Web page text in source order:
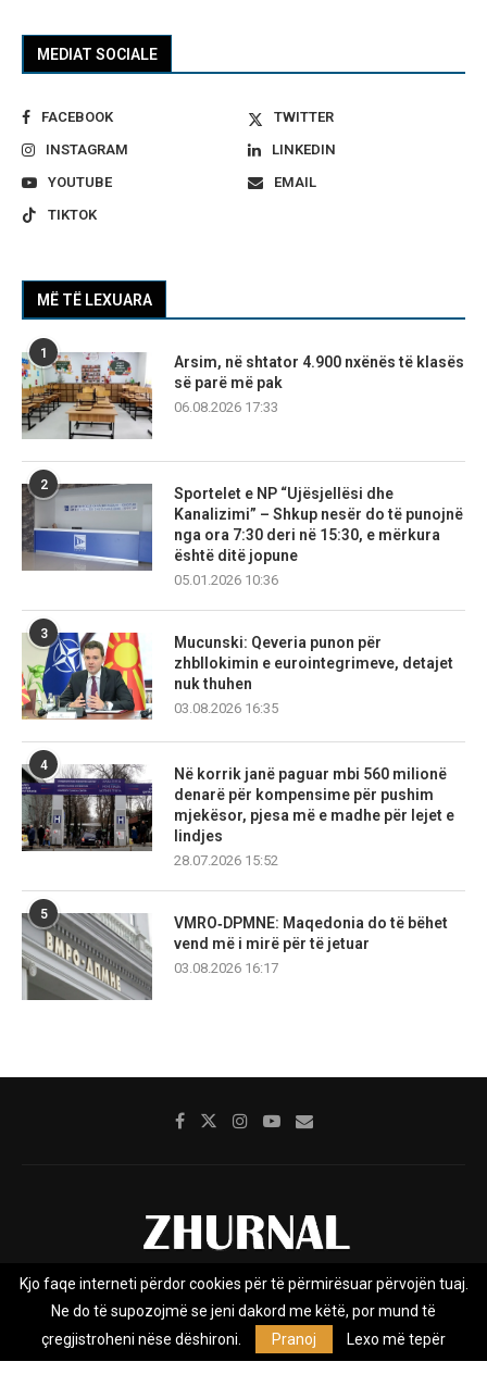
MEDIAT SOCIALE
FACEBOOK
TWITTER
INSTAGRAM
LINKEDIN
YOUTUBE
EMAIL
TIKTOK
MË TË LEXUARA
1
Arsim, në shtator 4.900 nxënës të klasës
së parë më pak
06.08.2026 17:33
2
Sportelet e NP “Ujësjellësi dhe
Kanalizimi” – Shkup nesër do të punojnë
nga ora 7:30 deri në 15:30, e mërkura
është ditë jopune
05.01.2026 10:36
3
Mucunski: Qeveria punon për
zhbllokimin e eurointegrimeve, detajet
nuk thuhen
03.08.2026 16:35
4
Në korrik janë paguar mbi 560 milionë
denarë për kompensime për pushim
mjekësor, pjesa më e madhe për lejet e
lindjes
28.07.2026 15:52
5
VMRO‑DPMNE: Maqedonia do të bëhet
vend më i mirë për të jetuar
03.08.2026 16:17
Rreth nesh Impresumi Marketing
Kontakt
Privacy Policy
Zhurnal.mk është Agjenci e Lajmeve e pavarur, e themeluar në vitin
Kjo faqe interneti përdor cookies për të përmirësuar përvojën tuaj.
Ne do të supozojmë se jeni dakord me këtë, por mund të
çregjistroheni nëse dëshironi.
Pranoj Lexo më tepër